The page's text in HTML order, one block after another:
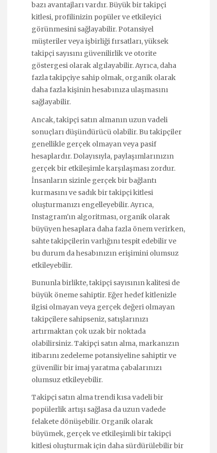
bazı avantajları vardır. Büyük bir takipçi
kitlesi, profilinizin popüler ve etkileyici
görünmesini sağlayabilir. Potansiyel
müşteriler veya işbirliği fırsatları, yüksek
takipçi sayısını güvenilirlik ve otorite
göstergesi olarak algılayabilir. Ayrıca, daha
fazla takipçiye sahip olmak, organik olarak
daha fazla kişinin hesabınıza ulaşmasını
sağlayabilir.
Ancak, takipçi satın almanın uzun vadeli
sonuçları düşündürücü olabilir. Bu takipçiler
genellikle gerçek olmayan veya pasif
hesaplardır. Dolayısıyla, paylaşımlarınızın
gerçek bir etkileşimle karşılaşması zordur.
İnsanların sizinle gerçek bir bağlantı
kurmasını ve sadık bir takipçi kitlesi
oluşturmanızı engelleyebilir. Ayrıca,
Instagram'ın algoritması, organik olarak
büyüyen hesaplara daha fazla önem verirken,
sahte takipçilerin varlığını tespit edebilir ve
bu durum da hesabınızın erişimini olumsuz
etkileyebilir.
Bununla birlikte, takipçi sayısının kalitesi de
büyük öneme sahiptir. Eğer hedef kitlenizle
ilgisi olmayan veya gerçek değeri olmayan
takipçilere sahipseniz, satışlarınızı
artırmaktan çok uzak bir noktada
olabilirsiniz. Takipçi satın alma, markanızın
itibarını zedeleme potansiyeline sahiptir ve
güvenilir bir imaj yaratma çabalarınızı
olumsuz etkileyebilir.
Takipçi satın alma trendi kısa vadeli bir
popülerlik artışı sağlasa da uzun vadede
felakete dönüşebilir. Organik olarak
büyümek, gerçek ve etkileşimli bir takipçi
kitlesi oluşturmak için daha sürdürülebilir bir